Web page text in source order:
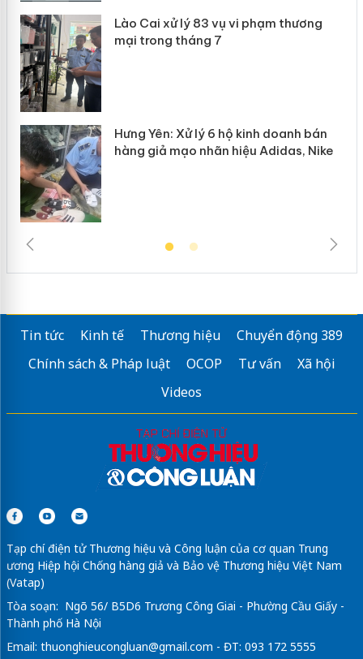
Lào Cai xử lý 83 vụ vi phạm thương
mại trong tháng 7
Hưng Yên: Xử lý 6 hộ kinh doanh bán
hàng giả mạo nhãn hiệu Adidas, Nike
Tin tức Kinh tế Thương hiệu
Chuyển động 389
Chính sách & Pháp luật
OCOP Tư vấn
Xã hội
Videos
Tạp chí điện tử Thương hiệu và Công luận của cơ quan Trung
ương Hiệp hội Chống hàng giả và Bảo vệ Thương hiệu Việt Nam
(Vatap)
Tòa soạn: Ngõ 56/ B5D6 Trương Công Giai - Phường Cầu Giấy -
Thành phố Hà Nội
Email: thuonghieucongluan@gmail.com - ĐT: 093 172 5555